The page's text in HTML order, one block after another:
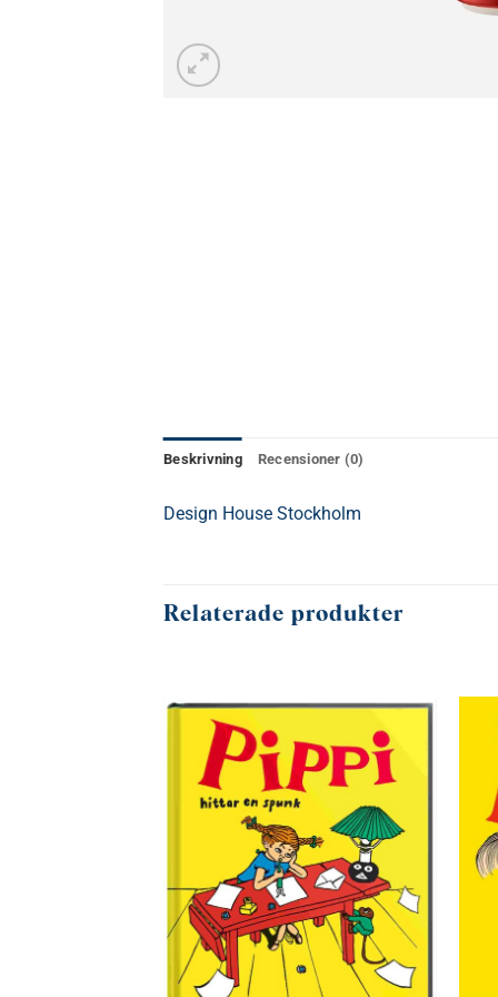
Beskrivning Recensioner (0)
Design House Stockholm
Relaterade produkter